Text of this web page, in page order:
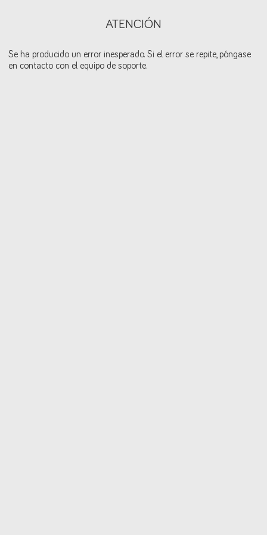
ATENCIÓN
Se ha producido un error inesperado. Si el error se repite, póngase
en contacto con el equipo de soporte.